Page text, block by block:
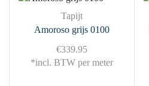
Tapijt
Amoroso grijs 0100
€339.95
*incl. BTW per meter